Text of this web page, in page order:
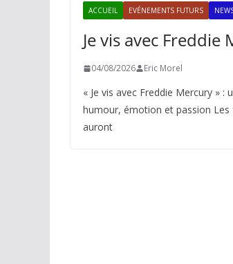
ACCUEIL EVÉNEMENTS FUTURS
Je vis avec Freddie
04/08/2026 Eric Morel
« Je vis avec Freddie Mercury » :
humour, émotion et passion Les
auront